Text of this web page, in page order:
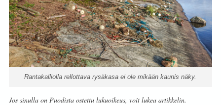
Rantakalliolla rellottava rysäkasa ei ole mikään kaunis näky.
Jos sinulla on Puodista ostettu lukuoikeus, voit lukea artikkelin.